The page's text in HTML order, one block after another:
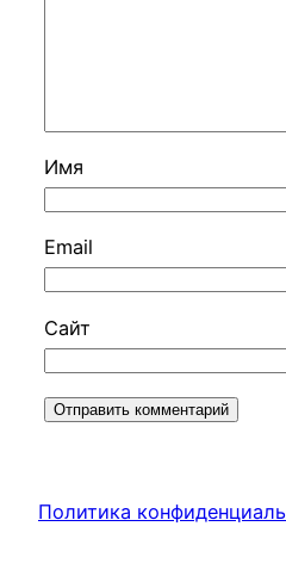
Имя
Email
Сайт
Политика